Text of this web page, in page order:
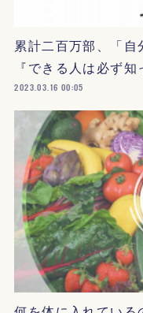
累計二百万部、「
『できる人は必ず
2023.03.16 00:05